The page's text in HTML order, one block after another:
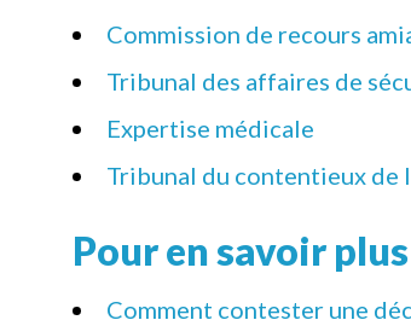
Commission de recours
Tribunal des affaires de
Expertise médicale
Tribunal du contentieux de
Pour en savoir plus
Comment contester une